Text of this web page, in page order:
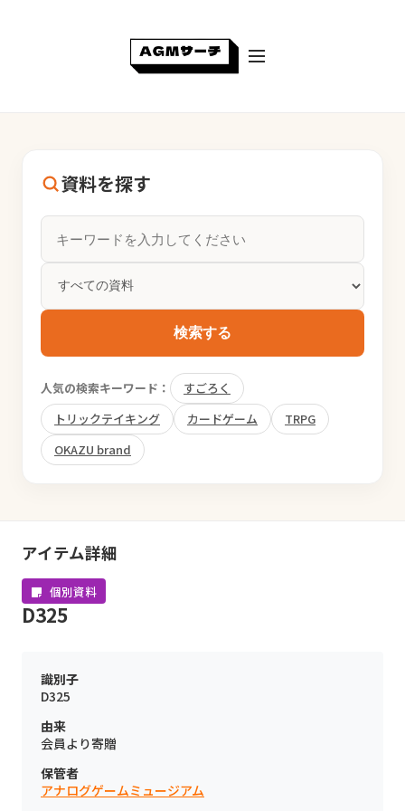
資料を探す
検索する
人気の検索キーワード：
すごろく
トリックテイキング
カードゲーム
TRPG
OKAZU brand
アイテム詳細
個別資料
D325
識別子
D325
由来
会員より寄贈
保管者
アナログゲームミュージアム